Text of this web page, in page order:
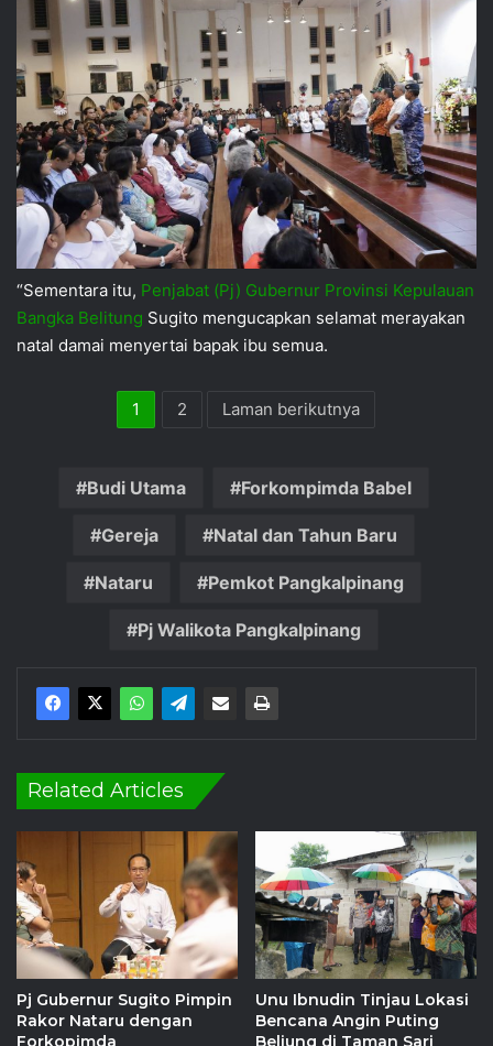
“Sementara itu, Penjabat (Pj) Gubernur Provinsi Kepulauan
Bangka Belitung Sugito mengucapkan selamat merayakan
natal damai menyertai bapak ibu semua.
1 2 Laman berikutnya
Budi Utama Forkompimda Babel
Gereja Natal dan Tahun Baru
Nataru Pemkot Pangkalpinang
Pj Walikota Pangkalpinang
Related Articles
Pj Gubernur Sugito Pimpin
Rakor Nataru dengan
Forkopimda
Unu Ibnudin Tinjau Lokasi
Bencana Angin Puting
Beliung di Taman Sari